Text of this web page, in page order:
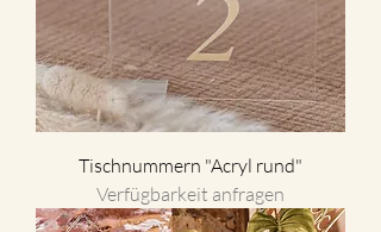
Tischnummern "Acryl rund"
Verfügbarkeit anfragen